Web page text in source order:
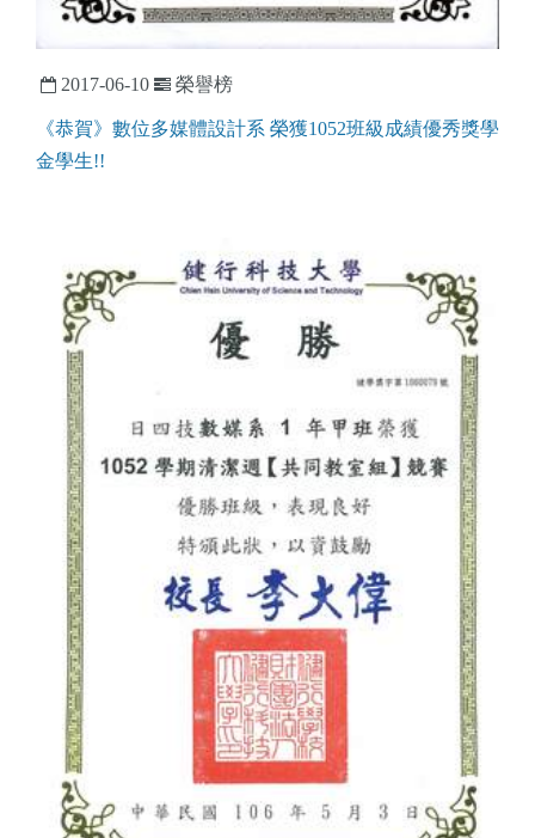
2017-06-10 榮譽榜
《恭賀》數位多媒體設計系 榮獲1052班級成績優秀獎學
金學生!!